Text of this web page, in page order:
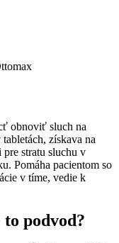
obnoviť sluch na
získava na
stratu sluchu v
Pomáha pacientom so
v tíme, vedie k
podvod?